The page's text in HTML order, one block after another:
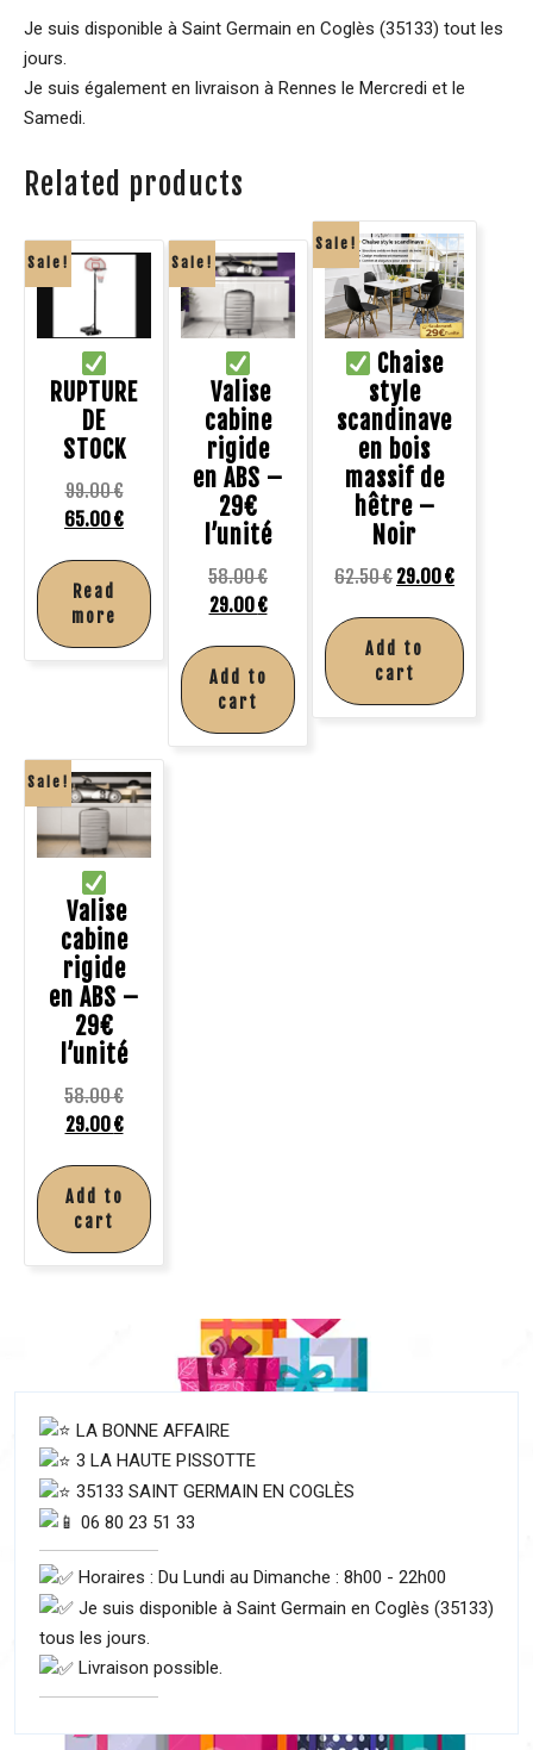
Je suis disponible à Saint Germain en Coglès (35133) tout les
jours.
Je suis également en livraison à Rennes le Mercredi et le
Samedi.
Related products
Sale!
RUPTURE
DE
STOCK
99.00€
65.00€
Read
more
Sale!
Valise
cabine
rigide
en ABS –
29€
l’unité
58.00€
29.00€
Add to
cart
Sale!
Chaise
style
scandinave
en bois
massif de
hêtre –
Noir
62.50€ 29.00€
Add to
cart
Sale!
Valise
cabine
rigide
en ABS –
29€
l’unité
58.00€
29.00€
Add to
cart
LA BONNE AFFAIRE
3 LA HAUTE PISSOTTE
35133 SAINT GERMAIN EN COGLÈS
06 80 23 51 33
Horaires : Du Lundi au Dimanche : 8h00 - 22h00
Je suis disponible à Saint Germain en Coglès (35133)
tous les jours.
Livraison possible.